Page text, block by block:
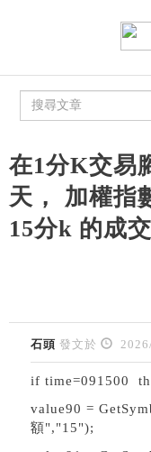
在1分K交易
天， 加權指
15分k 的成
石頭 發文於
if time=091500
value90 =
額","15");